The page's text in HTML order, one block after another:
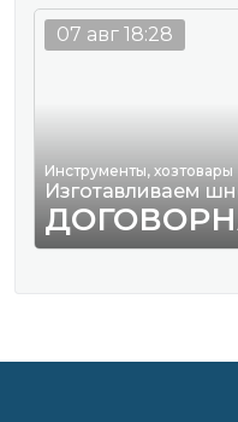
Инструменты, хозтовары
Изготавливаем
07 авг 18:28